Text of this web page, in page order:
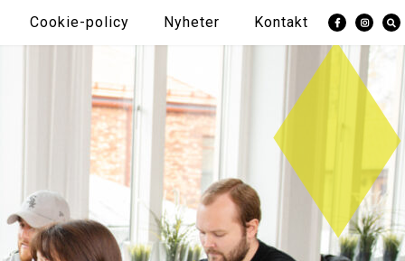
Cookie-policy Nyheter Kontakt